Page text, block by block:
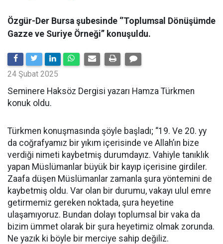
Özgür-Der Bursa şubesinde ‘’Toplumsal Dönüşümde
Gazze ve Suriye Örneği’’ konuşuldu.
24 Şubat 2025
Seminere Haksöz Dergisi yazarı Hamza Türkmen
konuk oldu.
Türkmen konuşmasında şöyle başladı; “19. Ve 20. yy
da coğrafyamız bir yıkım içerisinde ve Allah’ın bize
verdiği nimeti kaybetmiş durumdayız. Vahiyle tanıklık
yapan Müslümanlar büyük bir kayıp içerisine girdiler.
Zaafa düşen Müslümanlar zamanla şura yöntemini de
kaybetmiş oldu. Var olan bir durumu, vakayı ulul emre
getirmemiz gereken noktada, şura heyetine
ulaşamıyoruz. Bundan dolayı toplumsal bir vaka da
bizim ümmet olarak bir şura heyetimiz olmak zorunda.
Ne yazık ki böyle bir merciye sahip değiliz.